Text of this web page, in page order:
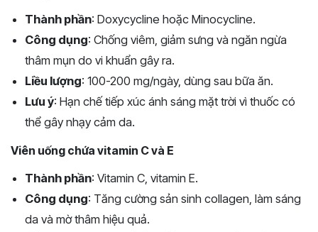
Thành phần: Doxycycline hoặc Minocycline.
Công dụng: Chống viêm, giảm sưng và ngăn ngừa
thâm mụn do vi khuẩn gây ra.
Liều lượng: 100-200 mg/ngày, dùng sau bữa ăn.
Lưu ý: Hạn chế tiếp xúc ánh sáng mặt trời vì thuốc có
thể gây nhạy cảm da.
Viên uống chứa vitamin C và E
Thành phần: Vitamin C, vitamin E.
Công dụng: Tăng cường sản sinh collagen, làm sáng
da và mờ thâm hiệu quả.